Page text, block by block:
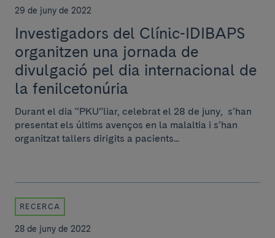
29 de juny de 2022
Investigadors del Clínic-IDIBAPS
organitzen una jornada de
divulgació pel dia internacional de
la fenilcetonúria
Durant el dia “PKU”liar, celebrat el 28 de juny, s’han
presentat els últims avenços en la malaltia i s’han
organitzat tallers dirigits a pacients...
RECERCA
28 de juny de 2022